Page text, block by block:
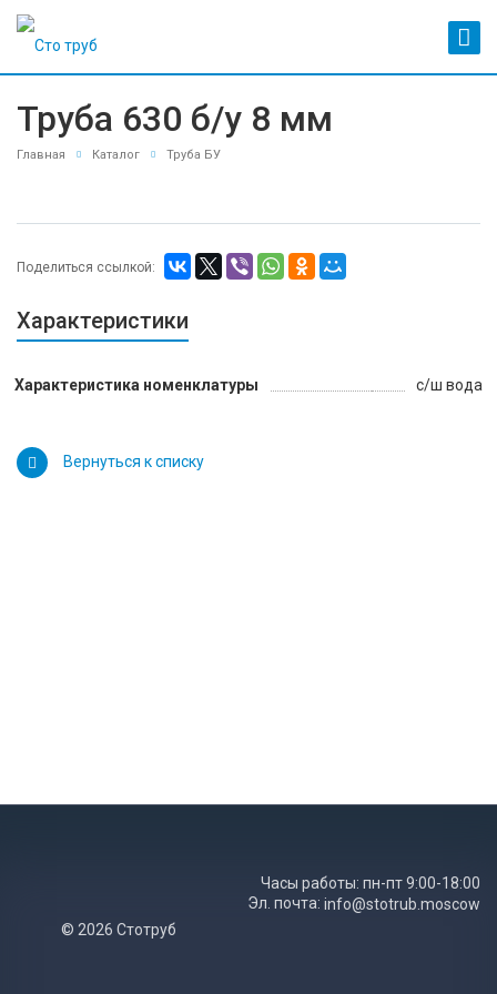
Труба 630 б/у 8 мм
Главная Каталог Труба БУ
Поделиться ссылкой:
Характеристики
Характеристика номенклатуры с/ш вода
Вернуться к списку
Часы работы: пн-пт 9:00-18:00
Эл. почта: info@stotrub.moscow
© 2026 Стотруб